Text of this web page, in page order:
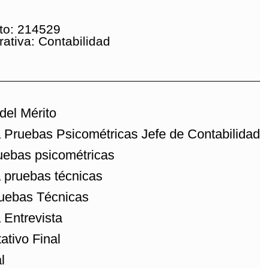
214529
Contabilidad
Mérito
Pruebas Psicométricas Jefe de Contabilidad
psicométricas
pruebas técnicas
Técnicas
Entrevista
Final